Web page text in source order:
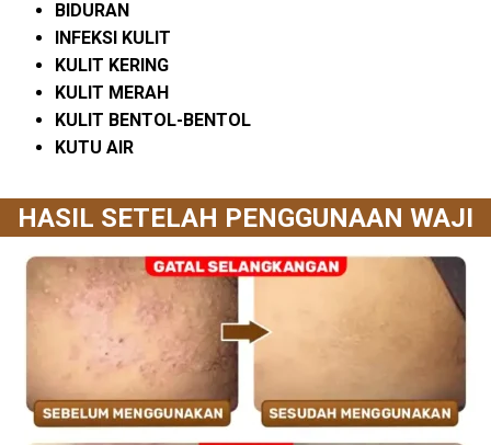
BIDURAN
INFEKSI KULIT
KULIT KERING
KULIT MERAH
KULIT BENTOL-BENTOL
KUTU AIR
HASIL SETELAH PENGGUNAAN WAJI